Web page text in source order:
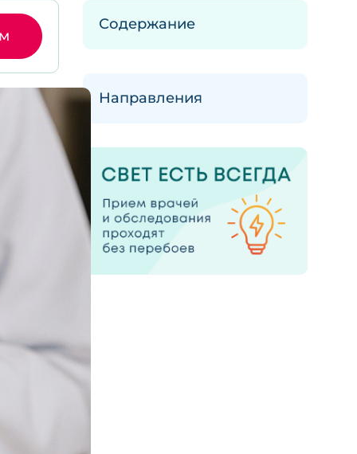
Содержание
Направления